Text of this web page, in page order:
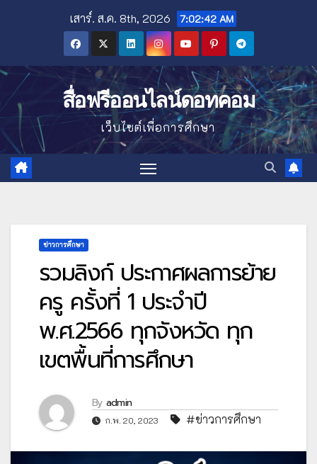
เสาร์. ส.ค. 8th, 2026 7:02:44 AM
สื่อฟรีออนไลน์ดอทคอม
เว็บไซต์เพื่อการศึกษา
ข่าวการศึกษา
รวมลิงก์ ประกาศผลการย้าย
ครู ครั้งที่ 1 ประจำปี
พ.ศ.2566 ทุกจังหวัด ทุก
เขตพื้นที่การศึกษา
By admin
ก.พ. 20, 2023 #ข่าวการศึกษา